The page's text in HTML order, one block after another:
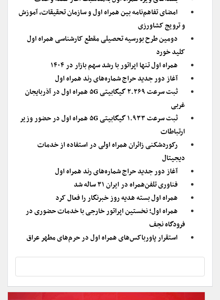
امضای تفاهم‌نامه بین‌ همراه اول و سازمان تحقیقات، آموزش
و ترویج کشاورزی
دومین طرح بورسیه تحصیلی مقطع کارشناسی همراه اول
کلید خورد
همراه اول تنها اپراتور با رشد سهم بازار در ۱۴۰۴
آغاز دور جدید حراج شماره‌های رند همراه اول
ثبت سرعت ۲.۲۶۹ گیگابیتی ۵G همراه اول در آذربایجان
غربی
ثبت سرعت ۱.۹۳۳ گیگابیتی ۵G همراه اول در حضور وزیر
ارتباطات
رکوردشکنی زائران همراه اولی در استفاده از خدمات
دیجیتال
آغاز دور جدید حراج شماره‌های رند همراه اول
فناوری تلفن‌همراه در ایران ۳۱ ساله شد
همراه اول بسته هدیه روز خبرنگار را فعال کرد
همراه اول؛ نخستین اپراتور خارجی با خدمات حضوری در
فرودگاه نجف
استقرار پاورباکس‌های همراه اول در حرم‌های مطهر عراق